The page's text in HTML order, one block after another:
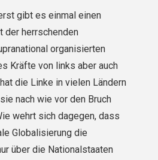
gibt es einmal einen
der herrschenden
organisierten
Kräfte von links aber auch
die Linke in vielen Ländern
nach wie vor den Bruch
wehrt sich dagegen, dass
Globalisierung die
über die Nationalstaaten